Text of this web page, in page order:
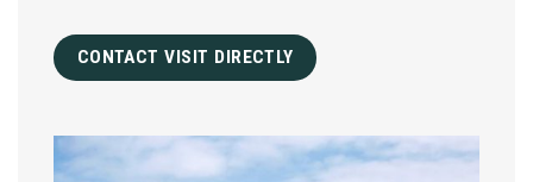
CONTACT VISIT DIRECTLY